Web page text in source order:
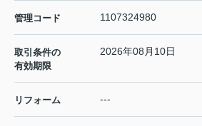
管理コード 1107324980
取引条件の
有効期限
2026年08月10日
リフォーム ---